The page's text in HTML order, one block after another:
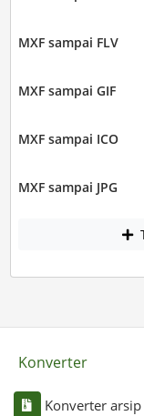
MXF sampai FLV
MXF sampai GIF
MXF sampai ICO
MXF sampai JPG
Konverter
Konverter arsip